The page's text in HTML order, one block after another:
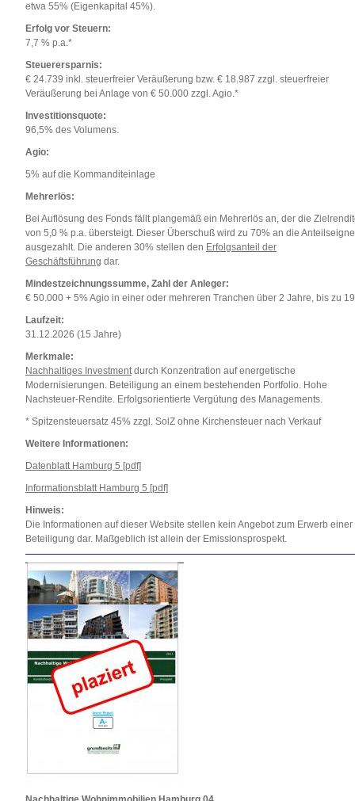
etwa 55% (Eigenkapital 45%).
Erfolg vor Steuern:
7,7 % p.a.*
Steuerersparnis:
€ 24.739 inkl. steuerfreier Veräußerung bzw. € 18.987 zzgl. steuerfreier
Veräußerung bei Anlage von € 50.000 zzgl. Agio.*
Investitionsquote:
96,5% des Volumens.
Agio:
5% auf die Kommanditeinlage
Mehrerlös:
Bei Auflösung des Fonds fällt plangemäß ein Mehrerlös an, der die
von 5,0 % p.a. übersteigt. Dieser Überschuß wird zu 70% an die
ausgezahlt. Die anderen 30% stellen den Erfolgsanteil der
Geschäftsführung dar.
Mindestzeichnungssumme, Zahl der Anleger:
€ 50.000 + 5% Agio in einer oder mehreren Tranchen über 2 Jahre, bis zu
Laufzeit:
31.12.2026 (15 Jahre)
Merkmale:
Nachhaltiges Investmentdurch Konzentration auf energetische
Modernisierungen. Beteiligung an einem bestehenden Portfolio. Hohe
Nachsteuer-Rendite. Erfolgsorientierte Vergütung des Managements.
* Spitzensteuersatz 45% zzgl. SolZ ohne Kirchensteuer nach Verkauf
Weitere Informationen:
Datenblatt Hamburg 5 [pdf]
Informationsblatt Hamburg 5 [pdf]
Hinweis:
Die Informationen auf dieser Website stellen kein Angebot zum Erwerb einer
Beteiligung dar. Maßgeblich ist allein der Emissionsprospekt.